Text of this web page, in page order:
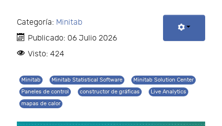
Categoría: Minitab
Publicado: 06 Julio 2026
Visto: 424
Minitab Minitab Statistical Software
Minitab Solution Center
Paneles de control
constructor de gráficas
Live Analytics
mapas de calor